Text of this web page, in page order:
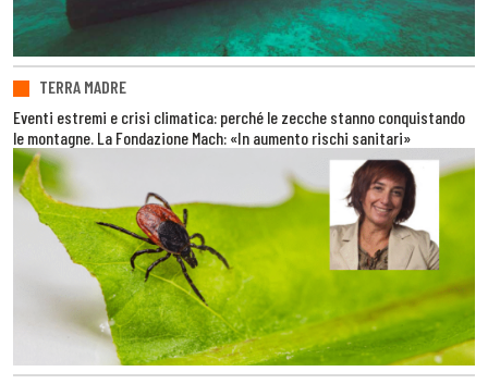
TERRA MADRE
Eventi estremi e crisi climatica: perché le zecche stanno conquistando
le montagne. La Fondazione Mach: «In aumento rischi sanitari»